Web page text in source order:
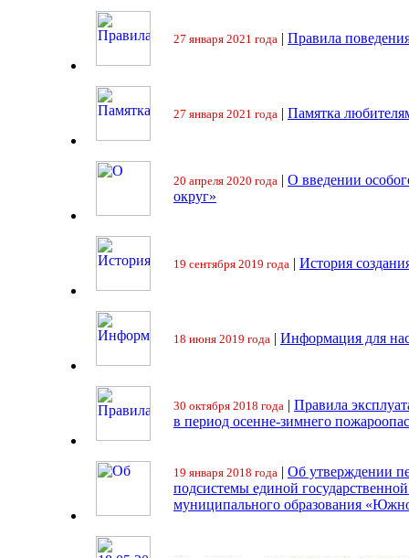
27 января 2021 года | Правила
27 января 2021 года | Памятка
20 апреля 2020 года | О введении
округ»
19 сентября 2019 года | История
18 июня 2019 года | Информация для
30 октября 2018 года | Правила
в период осенне-зимнего
19 января 2018 года | Об утверждении
подсистемы единой
муниципального образования